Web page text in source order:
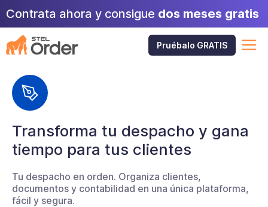
Saltar
contenido
Contrata ahora y consigue dos meses gratis
Pruébalo GRATIS
Transforma tu despacho y gana
tiempo para tus clientes
Tu despacho en orden. Organiza clientes,
documentos y contabilidad en una única plataforma,
fácil y segura.